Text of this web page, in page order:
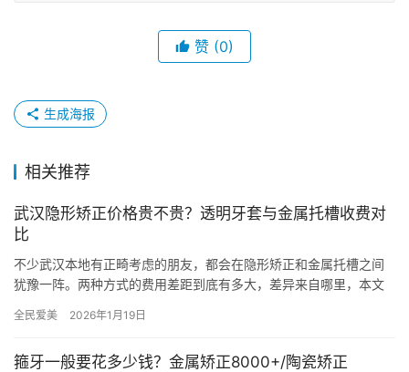
赞 (0)
生成海报
相关推荐
武汉隐形矫正价格贵不贵？透明牙套与金属托槽收费对
比
不少武汉本地有正畸考虑的朋友，都会在隐形矫正和金属托槽之间
犹豫一阵。两种方式的费用差距到底有多大，差异来自哪里，本文
的基…
全民爱美 2026年1月19日
箍牙一般要花多少钱？金属矫正8000+/陶瓷矫正